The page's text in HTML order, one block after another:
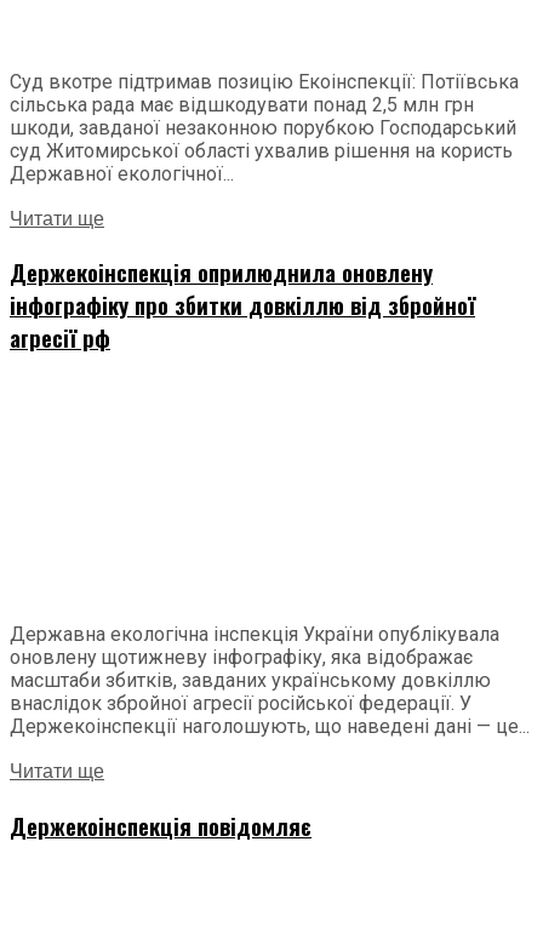
Суд вкотре підтримав позицію Екоінспекції: Потіївська
сільська рада має відшкодувати понад 2,5 млн грн
шкоди, завданої незаконною порубкою Господарський
суд Житомирської області ухвалив рішення на користь
Державної екологічної...
Читати ще
Держекоінспекція оприлюднила оновлену
інфографіку про збитки довкіллю від збройної
агресії рф
Державна екологічна інспекція України опублікувала
оновлену щотижневу інфографіку, яка відображає
масштаби збитків, завданих українському довкіллю
внаслідок збройної агресії російської федерації. У
Держекоінспекції наголошують, що наведені дані — це...
Читати ще
Держекоінспекція повідомляє